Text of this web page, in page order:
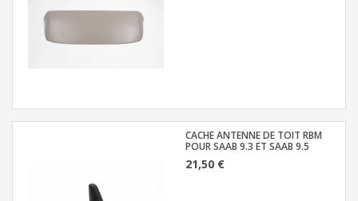
CACHE ANTENNE DE TOIT RBM
POUR SAAB 9.3 ET SAAB 9.5
21,50 €